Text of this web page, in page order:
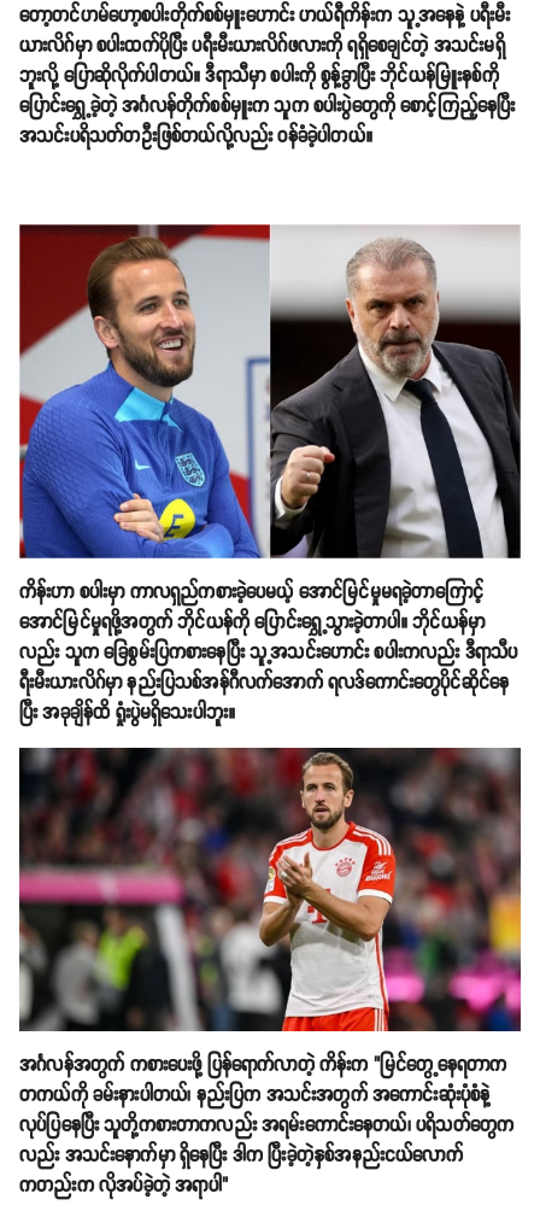
တော့တင်ဟမ်ဟော့စပါးတိုက်စစ်မှူးဟောင်း ဟယ်ရီကိန်းက သူ့အနေနဲ့ ပရီးမီး
ယားလိဂ်မှာ စပါးထက်ပိုပြီး ပရီးမီးယားလိဂ်ဖလားကို ရရှိစေချင်တဲ့ အသင်းမရှိ
ဘူးလို့ ပြောဆိုလိုက်ပါတယ်။ ဒီရာသီမှာ စပါးကို စွန့်ခွာပြီး ဘိုင်ယန်မြူးနစ်ကို
ပြောင်းရွှေ့ခဲ့တဲ့ အင်္ဂလန်တိုက်စစ်မှူးက သူက စပါးပွဲတွေကို စောင့်ကြည့်နေပြီး
အသင်းပရိသတ်တဦးဖြစ်တယ်လို့လည်း ဝန်ခံခဲ့ပါတယ်။
ကိန်းဟာ စပါးမှာ ကာလရှည်ကစားခဲ့ပေမယ့် အောင်မြင်မှုမရခဲ့တာကြောင့်
အောင်မြင်မှုရဖို့အတွက် ဘိုင်ယန်ကို ပြောင်းရွှေ့သွားခဲ့တာပါ။ ဘိုင်ယန်မှာ
လည်း သူက ခြေစွမ်းပြကစားနေပြီး သူ့အသင်းဟောင်း စပါးကလည်း ဒီရာသီပ
ရီးမီးယားလိဂ်မှာ နည်းပြသစ်အန်ဂီလက်အောက် ရလဒ်ကောင်းတွေပိုင်ဆိုင်နေ
ပြီး အခုချိန်ထိ ရှုံးပွဲမရှိသေးပါဘူး။
အင်္ဂလန်အတွက် ကစားပေးဖို့ ပြန်ရောက်လာတဲ့ ကိန်းက "မြင်တွေ့နေရတာက
တကယ်ကို ခမ်းနားပါတယ်၊ နည်းပြက အသင်းအတွက် အကောင်းဆုံးပုံစံနဲ့
လုပ်ပြနေပြီး သူတို့ကစားတာကလည်း အရမ်းကောင်းနေတယ်၊ ပရိသတ်တွေက
လည်း အသင်းနောက်မှာ ရှိနေပြီး ဒါက ပြီးခဲ့တဲ့နှစ်အနည်းငယ်လောက်
ကတည်းက လိုအပ်ခဲ့တဲ့ အရာပါ"